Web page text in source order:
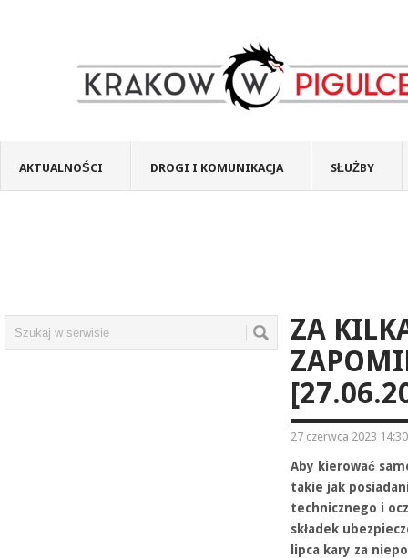
AKTUALNOŚCI DROGI I KOMUNIKACJA SŁUŻBY
ZA
27 czerwca 2023 14:30
Aby kierować
takie jak
technicznego i
składek
lipca kary za